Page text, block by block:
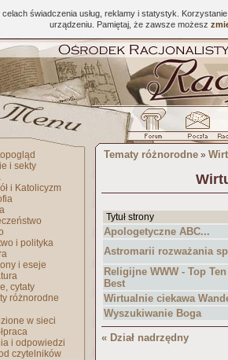
świadczenia usług, reklamy i statystyk.
urządzeniu. Pamiętaj, że zawsze możesz
i sekty
i Katolicyzm
i polityka
i eseje
cytaty
różnorodne
w sieci
i odpowiedzi
czytelników
Tematy różnorodne »
Tytuł strony
Apologetyczne ABC...
Astromarii rozważania
Religijne WWW - Top
Best
Wirtualnie ciekawa
Wyszukiwanie Boga
« Dział nadrzędny